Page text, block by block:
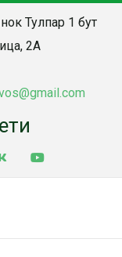
Тулпар 1 бут
2А